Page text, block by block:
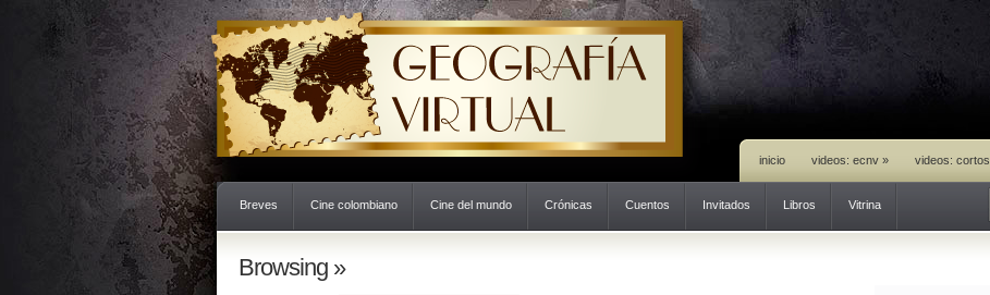
inicio videos: ecnv » videos: cortos
Breves Cine colombiano Cine del mundo Crónicas Cuentos Invitados Libros Vitrina
Browsing »